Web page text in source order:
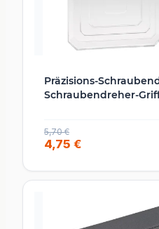
Präzisions-
Schraubendreher-
5,70 €
4,75 €